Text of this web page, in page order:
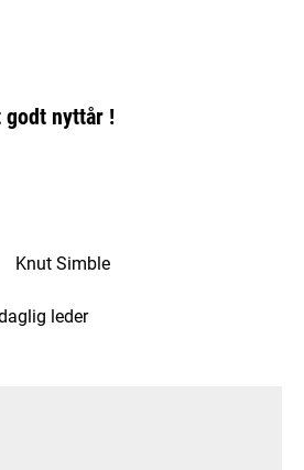
nyttår !
Simble
leder